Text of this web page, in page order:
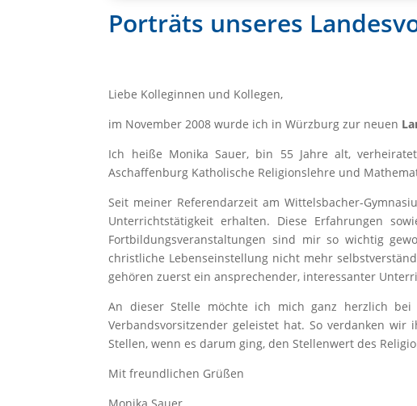
Porträts unseres
Liebe Kolleginnen und Kollegen,
im November 2008 wurde ich in Würzburg zur neuen
Ich heiße Monika Sauer, bin 55 Jahre alt,
Aschaffenburg Katholische Religionslehre und
Seit meiner Referendarzeit am Wittelsbacher-
Unterrichtstätigkeit erhalten. Diese Erfahrungen
Fortbildungsveranstaltungen sind mir so wichtig
christliche Lebenseinstellung nicht mehr
gehören zuerst ein ansprechender, interessanter
An dieser Stelle möchte ich mich ganz herzlich
Verbandsvorsitzender geleistet hat. So verdanken
Stellen, wenn es darum ging, den Stellenwert des
Mit freundlichen Grüßen